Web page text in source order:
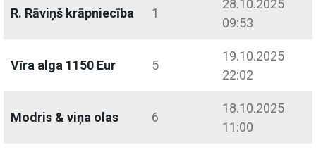
R. Rāviņš krāpniecība 1
28.10.2025
09:53
Vīra alga 1150 Eur 5
19.10.2025
22:02
Modris & viņa olas 6
18.10.2025
11:00